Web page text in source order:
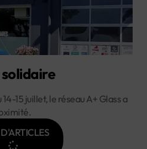
15 juillet, le réseau A+ Glass a